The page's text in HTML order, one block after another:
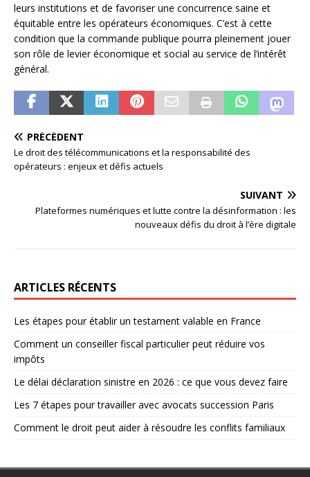
leurs institutions et de favoriser une concurrence saine et
équitable entre les opérateurs économiques. C’est à cette
condition que la commande publique pourra pleinement jouer
son rôle de levier économique et social au service de l’intérêt
général.
PRÉCÉDENT
Le droit des télécommunications et la responsabilité des
opérateurs : enjeux et défis actuels
SUIVANT
Plateformes numériques et lutte contre la désinformation : les
nouveaux défis du droit à l’ère digitale
ARTICLES RÉCENTS
Les étapes pour établir un testament valable en France
Comment un conseiller fiscal particulier peut réduire vos
impôts
Le délai déclaration sinistre en 2026 : ce que vous devez faire
Les 7 étapes pour travailler avec avocats succession Paris
Comment le droit peut aider à résoudre les conflits familiaux